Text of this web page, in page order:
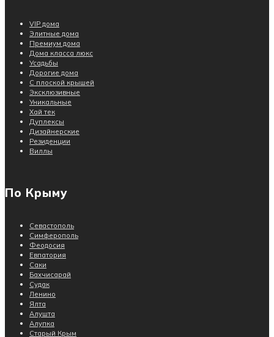
VIP дома
Элитные дома
Премиум дома
Дома класса люкс
Усадьбы
Дорогие дома
С плоской крышей
Эксклюзивные
Уникальные
Хай тек
Дуплексы
Дизайнерские
Резиденции
Виллы
По Крыму
Севастополь
Симферополь
Феодосия
Евпатория
Саки
Бахчисарай
Судак
Ленино
Ялта
Алушта
Алупка
Старый Крым